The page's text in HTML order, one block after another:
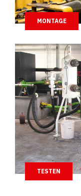
MONTAGE
TESTEN